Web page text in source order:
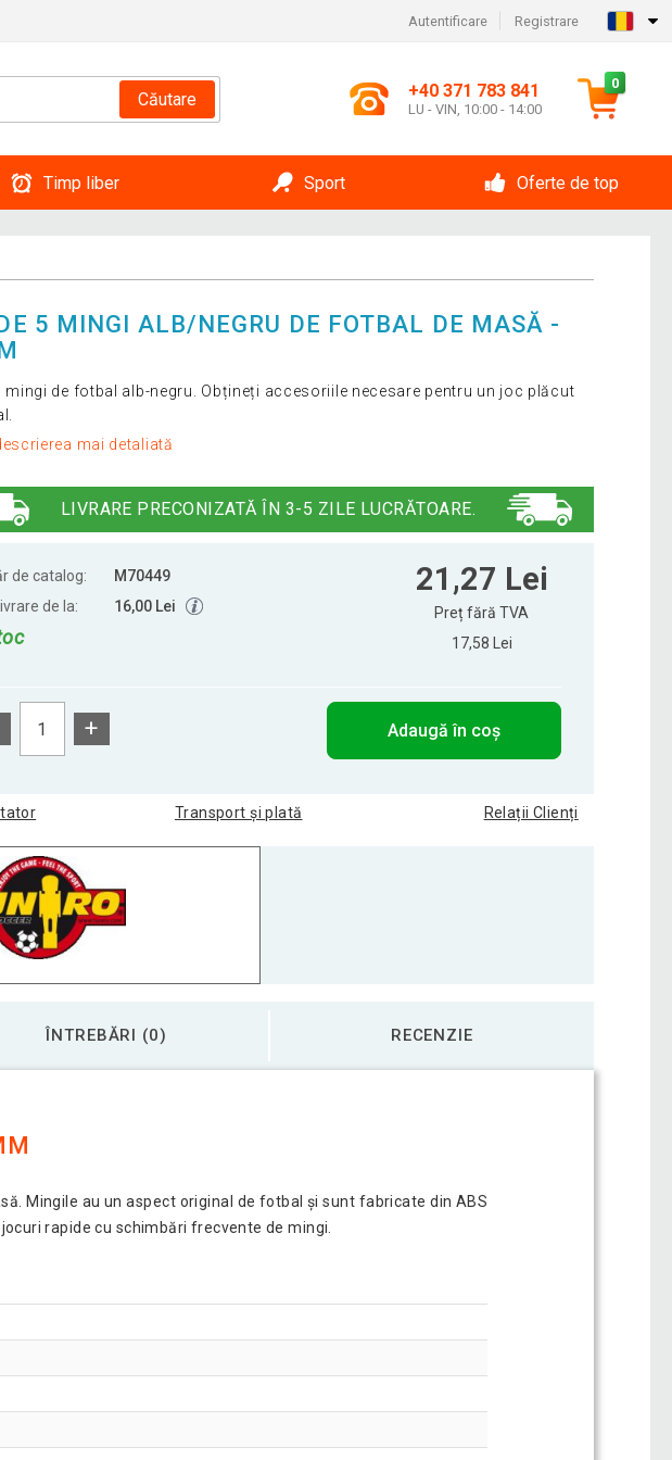
Autentificare Registrare
Căutare +40 371 783 841
LU - VIN, 10:00 - 14:00
0
Timp liber Sport Oferte de top
5 MINGI ALB/NEGRU DE FOTBAL DE MASĂ -
mingi de fotbal alb-negru. Obțineți accesoriile necesare pentru un joc plăcut
mai detaliată
LIVRARE PRECONIZATĂ ÎN 3-5 ZILE LUCRĂTOARE.
de catalog:
M70449
de la:
16,00 Lei
21,27 Lei
Preț fără TVA
17,58 Lei
+ Adaugă în coș
Transport și plată Relații Clienți
ÎNTREBĂRI (0) RECENZIE
Mingile au un aspect original de fotbal și sunt fabricate din ABS
rapide cu schimbări frecvente de mingi.